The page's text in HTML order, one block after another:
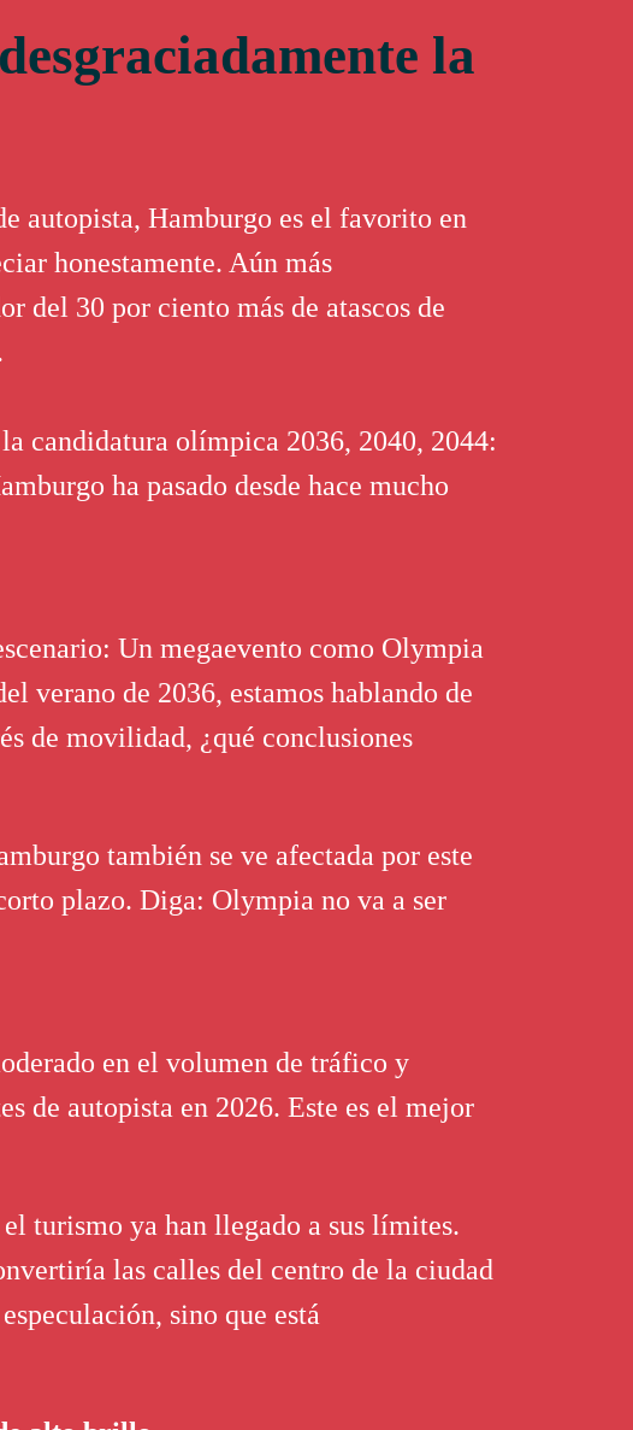
la
autopista, Hamburgo es el favorito en
honestamente. Aún más
del 30 por ciento más de atascos de
candidatura olímpica 2036, 2040, 2044:
ha pasado desde hace mucho
Un megaevento como Olympia
verano de 2036, estamos hablando de
de movilidad, ¿qué conclusiones
también se ve afectada por este
plazo. Diga: Olympia no va a ser
en el volumen de tráfico y
de autopista en 2026. Este es el mejor
turismo ya han llegado a sus límites.
las calles del centro de la ciudad
sino que está